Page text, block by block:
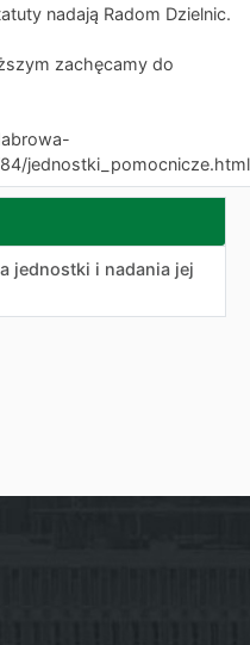
nadają Radom Dzielnic.
zachęcamy do
jednostki_pomocnicze.html
jednostki i nadania jej